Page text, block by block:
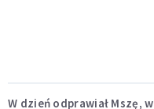
W dzień odprawiał Mszę, w